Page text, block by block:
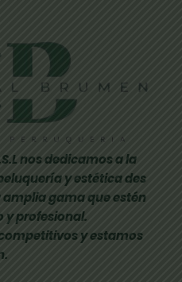
nos dedicamos a la
y estética des
amplia gama que estén
y profesional.
y estamos